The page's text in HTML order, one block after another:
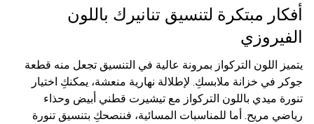
أفكار مبتكرة لتنسيق تنانيرك باللون
الفيروزي
يتميز اللون التركواز بمرونة عالية في التنسيق تجعل منه قطعة
جوكر في خزانة ملابسكِ. لإطلالة نهارية منعشة، يمكنكِ اختيار
تنورة ميدي باللون التركواز مع تيشيرت قطني أبيض وحذاء
رياضي مريح. أما للمناسبات المسائية، فننصحكِ بتنسيق تنورة